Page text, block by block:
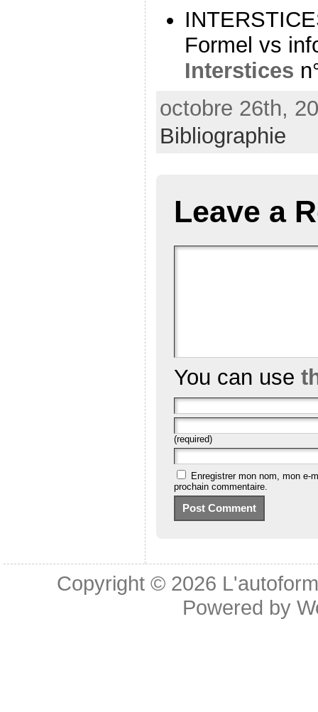
Formel vs
Interstices
octobre 26th,
Bibliographie
Leave a
You can use
(required)
Enregistrer mon nom, mon e-
prochain commentaire.
Copyright © 2026
Powered by